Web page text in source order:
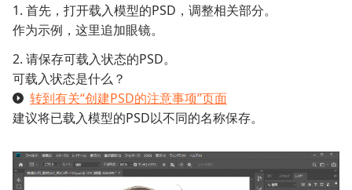
1. 首先，打开载入模型的PSD，调整相关部分。
作为示例，这里追加眼镜。
2. 请保存可载入状态的PSD。
可载入状态是什么？
转到有关“创建PSD的注意事项”页面
建议将已载入模型的PSD以不同的名称保存。